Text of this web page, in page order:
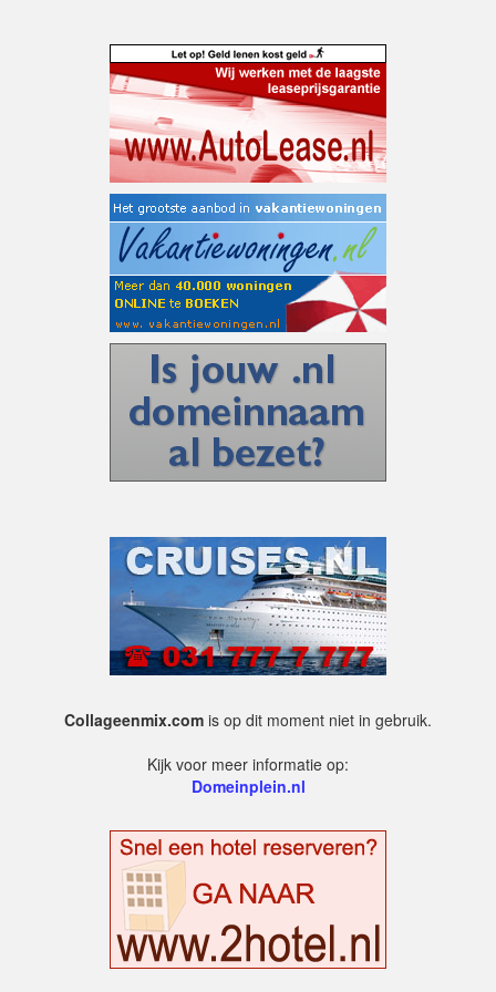
Collageenmix.com is op dit moment niet in gebruik.
Kijk voor meer informatie op:
Domeinplein.nl